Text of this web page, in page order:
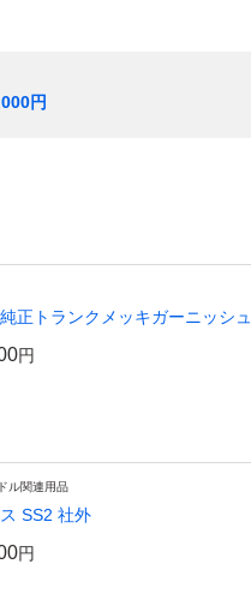
円
正トランクメッキガーニッシ
円
ル関連用品
SS2 社外
円